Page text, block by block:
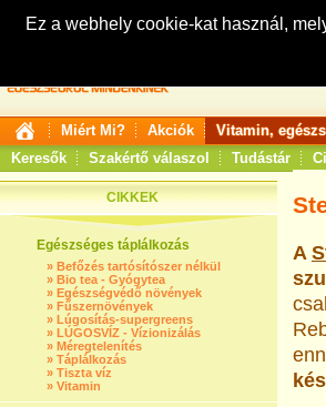
Ez a webhely cookie-kat használ,
Miért Mi? Akciók Vitamin,
Keresők
Szakértő válaszol Tudástár
CIKKEK
Egészséges táplálkozás
» Befőzés tartósítószer nélkül
» Bio tea - Gyógytea
» Egészségvédő növények
» Fűszernövények
» Lúgosítás-supergreens
» LÚGOSVÍZ - Vízionizálás
» Méregtelenítés
» Táplálkozás
» Tiszta víz
» Vitamin
A